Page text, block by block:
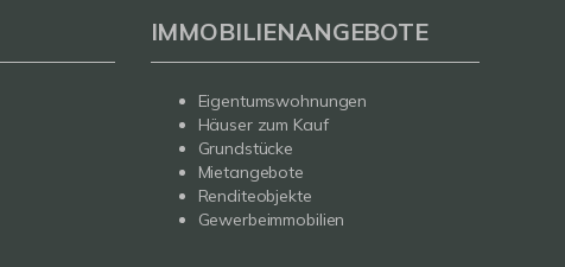
IMMOBILIENANGEBOTE
Eigentumswohnungen
Häuser zum Kauf
Grundstücke
Mietangebote
Renditeobjekte
Gewerbeimmobilien